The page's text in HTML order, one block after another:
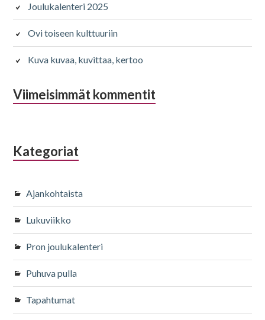
Joulukalenteri 2025
Ovi toiseen kulttuuriin
Kuva kuvaa, kuvittaa, kertoo
Viimeisimmät kommentit
Kategoriat
Ajankohtaista
Lukuviikko
Pron joulukalenteri
Puhuva pulla
Tapahtumat